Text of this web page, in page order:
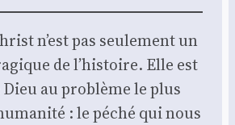
n’est pas seule­ment un
de l’histoire. Elle est
au pro­blème le plus
: le péché qui nous